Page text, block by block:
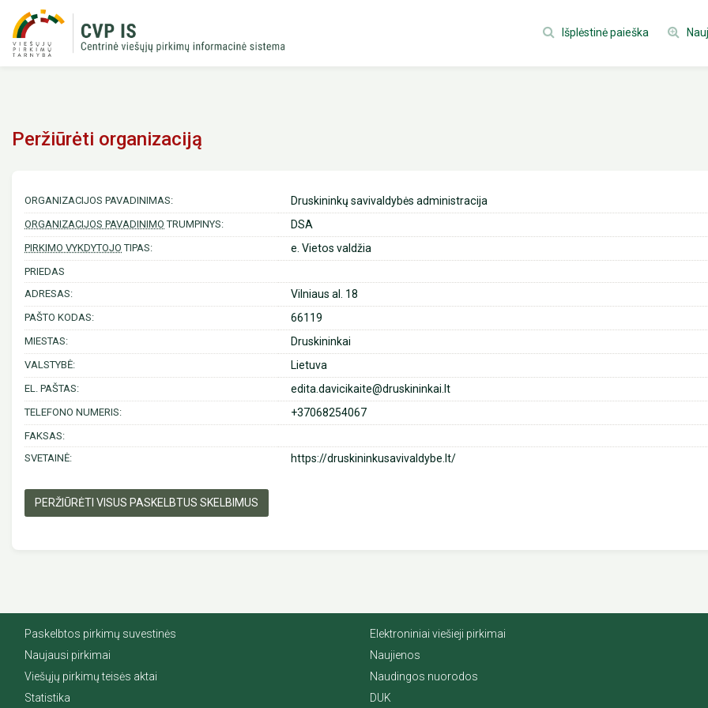
Išplėstinė paieška
Peržiūrėti organizaciją
ORGANIZACIJOS PAVADINIMAS: Druskininkų savivaldybės administracija
ORGANIZACIJOS PAVADINIMO TRUMPINYS: DSA
PIRKIMO VYKDYTOJO TIPAS: e. Vietos valdžia
PRIEDAS
ADRESAS:
Vilniaus al. 18
PAŠTO KODAS: 66119
MIESTAS: Druskininkai
VALSTYBĖ: Lietuva
EL. PAŠTAS: edita.davicikaite@druskininkai.lt
TELEFONO NUMERIS: +37068254067
FAKSAS:
SVETAINĖ:
https://druskininkusavivaldybe.lt/
PERŽIŪRĖTI VISUS PASKELBTUS SKELBIMUS
Paskelbtos pirkimų suvestinės
Naujausi pirkimai
Viešųjų pirkimų teisės aktai
Statistika
Elektroniniai viešieji pirkimai
Naujienos
Naudingos nuorodos
DUK